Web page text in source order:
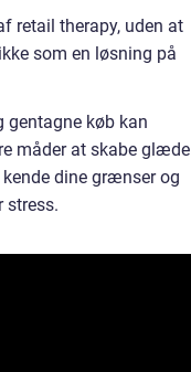
retail therapy, uden at
som en løsning på
gentagne køb kan
måder at skabe glæde
dine grænser og